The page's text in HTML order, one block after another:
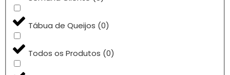
Tábua de Queijos (0)
Todos os Produtos (0)